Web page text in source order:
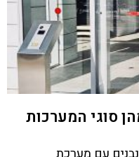
סוגי המערכות